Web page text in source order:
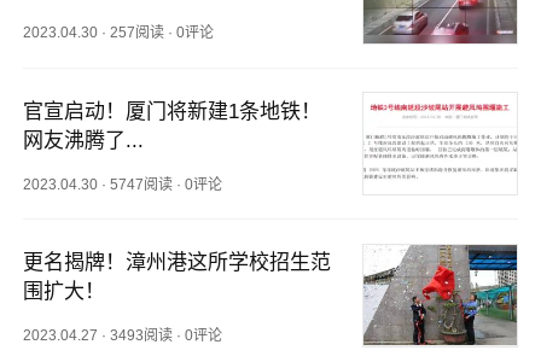
2023.04.30 ·257阅读 ·0评论
官宣启动！厦门将新建1条地铁！
网友沸腾了...
2023.04.30 ·5747阅读 ·0评论
更名揭牌！漳州港这所学校招生范
围扩大！
2023.04.27 ·3493阅读 ·0评论